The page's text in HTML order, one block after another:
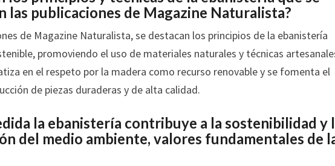
las publicaciones de Magazine Naturalista?
de Magazine Naturalista, se destacan los principios de la ebanistería
promoviendo el uso de materiales naturales y técnicas
en el respeto por la madera como recurso renovable y se fomenta el
de piezas duraderas y de alta calidad.
la ebanistería contribuye a la sostenibilidad y
del medio ambiente, valores fundamentales de